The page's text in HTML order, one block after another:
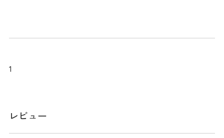
ットと優れたストレッチ性により、スイング時も快適に着用
的な効果を生み、着膨れを軽減しています。
サイズ
1
レビュー